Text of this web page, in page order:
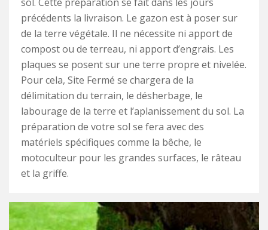
précédents la livraison. Le gazon est à poser sur
de la terre végétale. Il ne nécessite ni apport de
compost ou de terreau, ni apport d’engrais. Les
plaques se posent sur une terre propre et nivelée.
Pour cela, Site Fermé se chargera de la
délimitation du terrain, le désherbage, le
labourage de la terre et l’aplanissement du sol. La
préparation de votre sol se fera avec des
matériels spécifiques comme la bêche, le
motoculteur pour les grandes surfaces, le râteau
et la griffe.